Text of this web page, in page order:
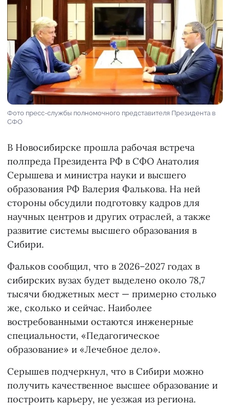
Фото пресс-службы полномочного представителя Президента в
СФО
В Новосибирске прошла рабочая встреча
полпреда Президента РФ в СФО Анатолия
Серышева и министра науки и высшего
образования РФ Валерия Фалькова. На ней
стороны обсудили подготовку кадров для
научных центров и других отраслей, а также
развитие системы высшего образования в
Сибири.
Фальков сообщил, что в 2026–2027 годах в
сибирских вузах будет выделено около 78,7
тысячи бюджетных мест — примерно столько
же, сколько и сейчас. Наиболее
востребованными остаются инженерные
специальности, «Педагогическое
образование» и «Лечебное дело».
Серышев подчеркнул, что в Сибири можно
получить качественное высшее образование и
построить карьеру, не уезжая из региона.